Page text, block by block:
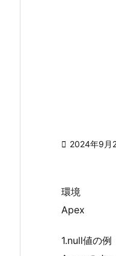
 2024年9月
環境
Apex
1.null値の例